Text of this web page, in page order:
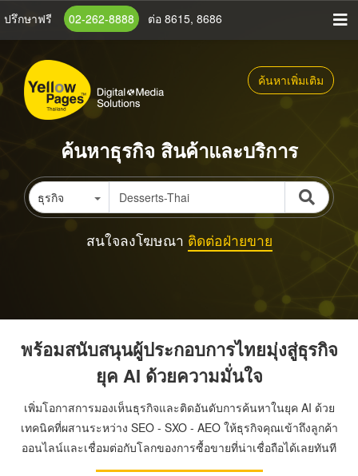
ข้าม
เนื้อหา
หลัก
ปรึกษาฟรี 02-262-8888 ต่อ 8615, 8686
ค้นหาเพิ่มเติม
ค้นหาธุรกิจ สินค้าและบริการ
ธุรกิจ
สนใจลงโฆษณา ติดต่อฝ่ายขาย
พร้อมสนับสนุนผู้ประกอบการไทยมุ่งสู่ธุรกิจ
ยุค AI ด้วยความมั่นใจ
เพิ่มโอกาสการมองเห็นธุรกิจและติดอันดับการค้นหาในยุค AI ด้วย
เทคนิคที่ผสานระหว่าง SEO - SXO - AEO ให้ธุรกิจคุณเข้าถึงลูกค้า
ออนไลน์และเชื่อมต่อกับโลกของการซื้อขายที่น่าเชื่อถือได้เลยทันที